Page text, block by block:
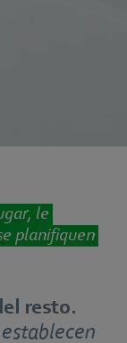
le
planifiquen
resto.